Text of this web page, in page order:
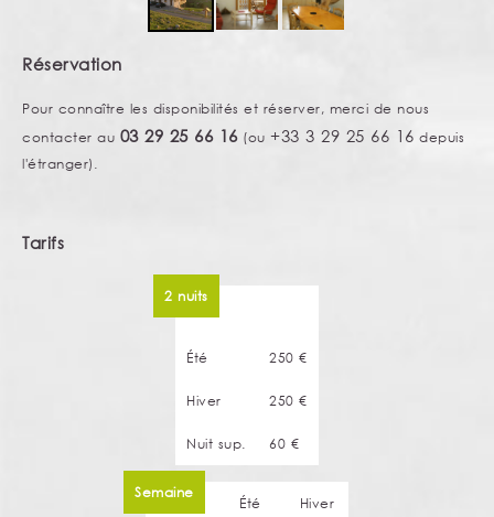
Réservation
Pour connaître les disponibilités et réserver, merci de nous
contacter au 03 29 25 66 16(ou +33 3 29 25 66 16 depuis
l'étranger).
Tarifs
2 nuits
Été 250 €
Hiver 250 €
Nuit sup. 60 €
Semaine
Été Hiver